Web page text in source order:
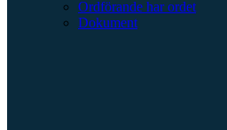
Ordförande har ordet
Dokument